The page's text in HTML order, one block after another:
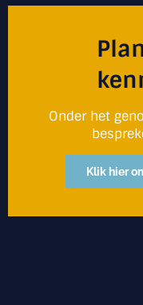
Onder het
Klik hier